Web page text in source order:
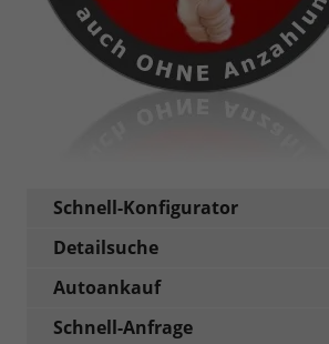
Schnell-Konfigurator
Detailsuche
Autoankauf
Schnell-Anfrage